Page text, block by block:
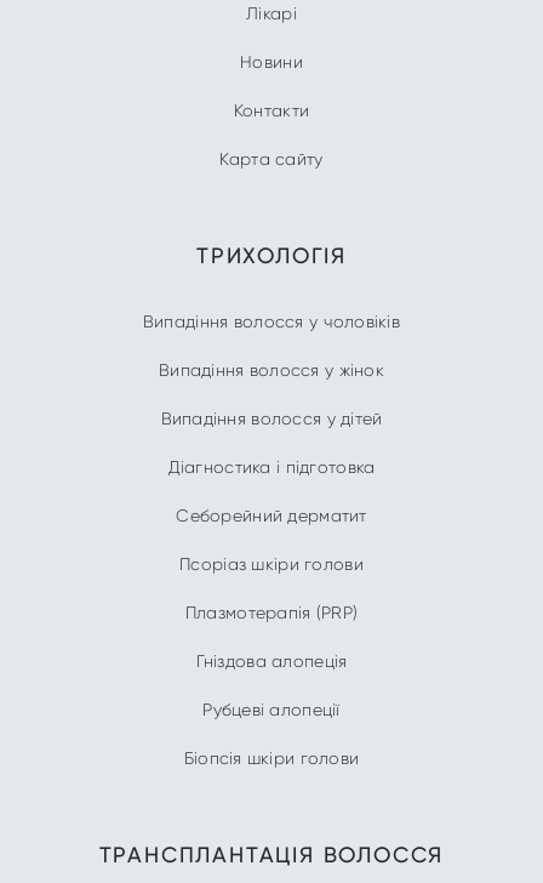
Лікарі
Новини
Контакти
Карта сайту
ТРИХОЛОГІЯ
Випадіння волосся у чоловіків
Випадіння волосся у жінок
Випадіння волосся у дітей
Діагностика і підготовка
Себорейний дерматит
Псоріаз шкіри голови
Плазмотерапія (PRP)
Гніздова алопеція
Рубцеві алопеції
Біопсія шкіри голови
ТРАНСПЛАНТАЦІЯ ВОЛОССЯ